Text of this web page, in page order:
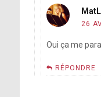
26
Oui ça me
RÉPONDRE